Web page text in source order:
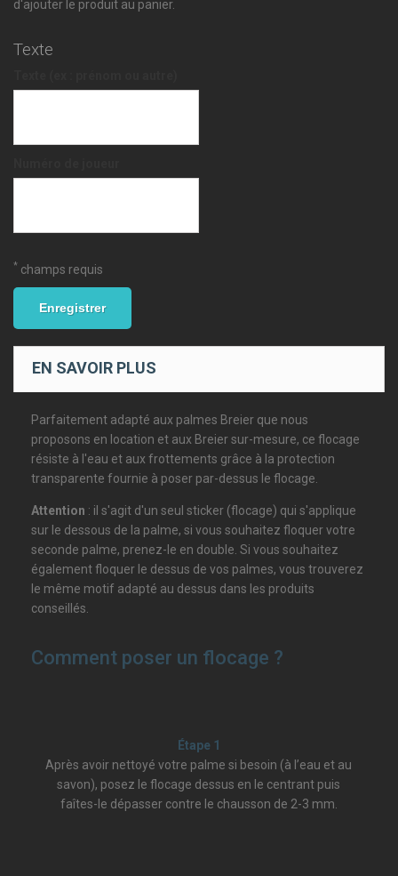
d'ajouter le produit au panier.
Texte
* champs requis
Enregistrer
EN SAVOIR PLUS
Parfaitement adapté aux palmes Breier que nous
proposons en location et aux Breier sur-mesure, ce flocage
résiste à l'eau et aux frottements grâce à la protection
transparente fournie à poser par-dessus le flocage.
Attention : il s'agit d'un seul sticker (flocage) qui s'applique
sur le dessous de la palme, si vous souhaitez floquer votre
seconde palme, prenez-le en double. Si vous souhaitez
également floquer le dessus de vos palmes, vous trouverez
le même motif adapté au dessus dans les produits
conseillés.
Comment poser un flocage ?
Étape 1
Après avoir nettoyé votre palme si besoin (à l’eau et au
savon), posez le flocage dessus en le centrant puis
faîtes-le dépasser contre le chausson de 2-3 mm.